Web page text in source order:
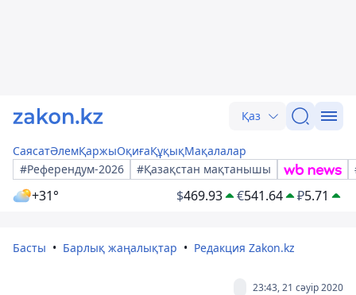
Қаз
СаясатӘлемҚаржыОқиғаҚұқықМақалалар
#Референдум-2026
#Қазақстан мақтанышы
+31° $469.93 €541.64 ₽5.71
Басты Барлық жаңалықтар Редакция Zakon.kz
23:43, 21 сәуір 2020